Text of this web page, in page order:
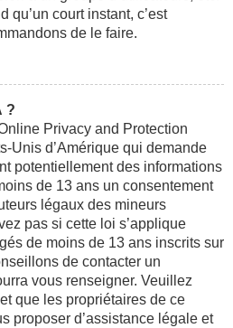
qu’un court instant, c’est
de le faire.
?
Privacy and Protection
Unis d’Amérique qui demande
potentiellement des informations
de 13 ans un consentement
légaux des mineurs
pas si cette loi s’applique
de moins de 13 ans inscrits sur
de contacter un
vous renseigner. Veuillez
que les propriétaires de ce
proposer d’assistance légale et